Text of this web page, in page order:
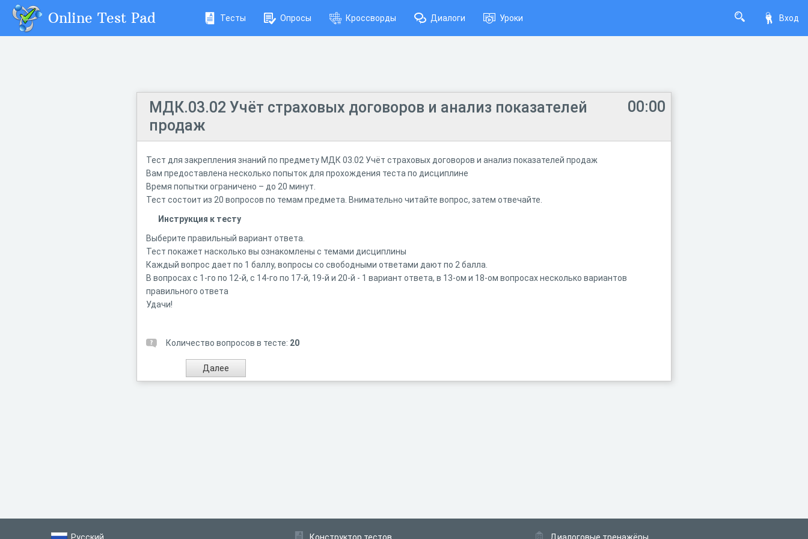
Вход
Online Test Pad Тесты Опросы Кроссворды Диалоги Уроки
00:00
МДК.03.02 Учёт страховых договоров и анализ показателей
продаж
Тест для закрепления знаний по предмету МДК 03.02 Учёт страховых договоров и анализ показателей продаж
Вам предоставлена несколько попыток для прохождения теста по дисциплине
Время попытки ограничено – до 20 минут.
Тест состоит из 20 вопросов по темам предмета. Внимательно читайте вопрос, затем отвечайте.
Инструкция к тесту
Выберите правильный вариант ответа.
Тест покажет насколько вы ознакомлены с темами дисциплины
Каждый вопрос дает по 1 баллу, вопросы со свободными ответами дают по 2 балла.
В вопросах с 1-го по 12-й, с 14-го по 17-й, 19-й и 20-й - 1 вариант ответа, в 13-ом и 18-ом вопросах несколько вариантов
правильного ответа
Удачи!
Количество вопросов в тесте: 20